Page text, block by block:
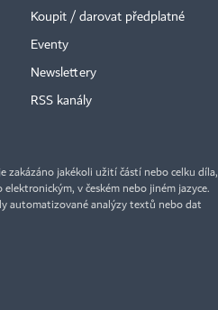
Koupit / darovat předplatné
Eventy
Newslettery
RSS kanály
zakázáno jakékoli užití částí nebo celku díla,
v českém nebo jiném jazyce.
automatizované analýzy textů nebo dat